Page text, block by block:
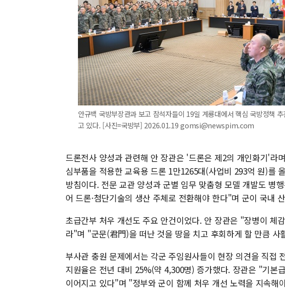
안규백 국방부장관과 보고 참석자들이 19일 계룡대에서 핵심 국방정책
고 있다. [사진=국방부] 2026.01.19 gomsi@newspim.com
드론전사 양성과 관련해 안 장관은 '드론은 제2의 개인화기'라
심부품을 적용한 교육용 드론 1만1265대(사업비 293억 원)를
방침이다. 전문 교관 양성과 군별 임무 맞춤형 모델 개발도 병
어 드론·첨단기술의 생산 주체로 전환해야 한다"며 군이 국내
초급간부 처우 개선도 주요 안건이었다. 안 장관은 "장병이 체
라"며 "군문(君門)을 떠난 것을 땅을 치고 후회하게 할 만큼 사
부사관 충원 문제에서는 각군 주임원사들이 현장 의견을 직접
지원율은 전년 대비 25%(약 4,300명) 증가했다. 장관은 "기본
이어지고 있다"며 "정부와 군이 함께 처우 개선 노력을 지속해